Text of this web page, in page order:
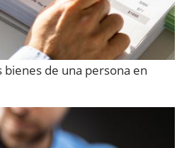
bienes de una persona en